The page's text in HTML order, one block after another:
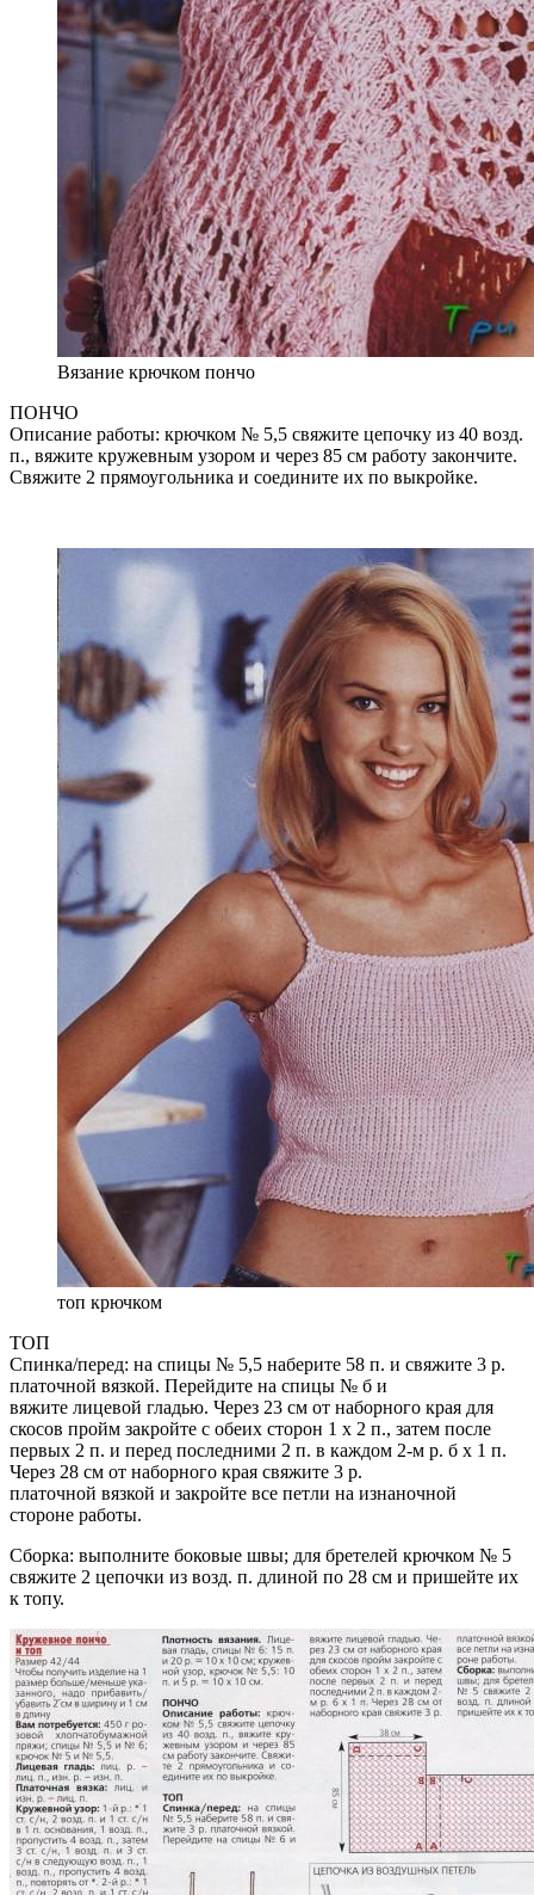
Вязание крючком пончо
ПОНЧО
Описание работы: крючком № 5,5 свяжите цепочку из 40 возд.
п., вяжите кружевным узором и через 85 см работу закончите.
Свяжите 2 прямоугольника и соедините их по выкройке.
топ крючком
ТОП
Спинка/перед: на спицы № 5,5 наберите 58 п. и свяжите 3 р.
платочной вязкой. Перейдите на спицы № б и
вяжите лицевой гладью. Через 23 см от наборного края для
скосов пройм закройте с обеих сторон 1 х 2 п., затем после
первых 2 п. и перед последними 2 п. в каждом 2-м р. б х 1 п.
Через 28 см от наборного края свяжите 3 р.
платочной вязкой и закройте все петли на изнаночной
стороне работы.
Сборка: выполните боковые швы; для бретелей крючком № 5
свяжите 2 цепочки из возд. п. длиной по 28 см и пришейте их
к топу.